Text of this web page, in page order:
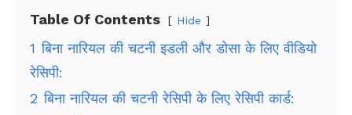
Table Of Contents Hide
1 बिना नारियल की चटनी इडली और डोसा के लिए वीडियो
रेसिपी:
2 बिना नारियल की चटनी रेसिपी के लिए रेसिपी कार्ड: